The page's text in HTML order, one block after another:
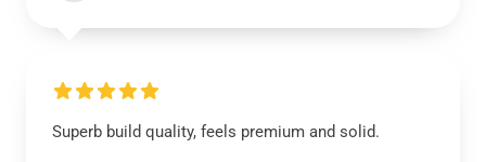
Superb build quality, feels premium and solid.